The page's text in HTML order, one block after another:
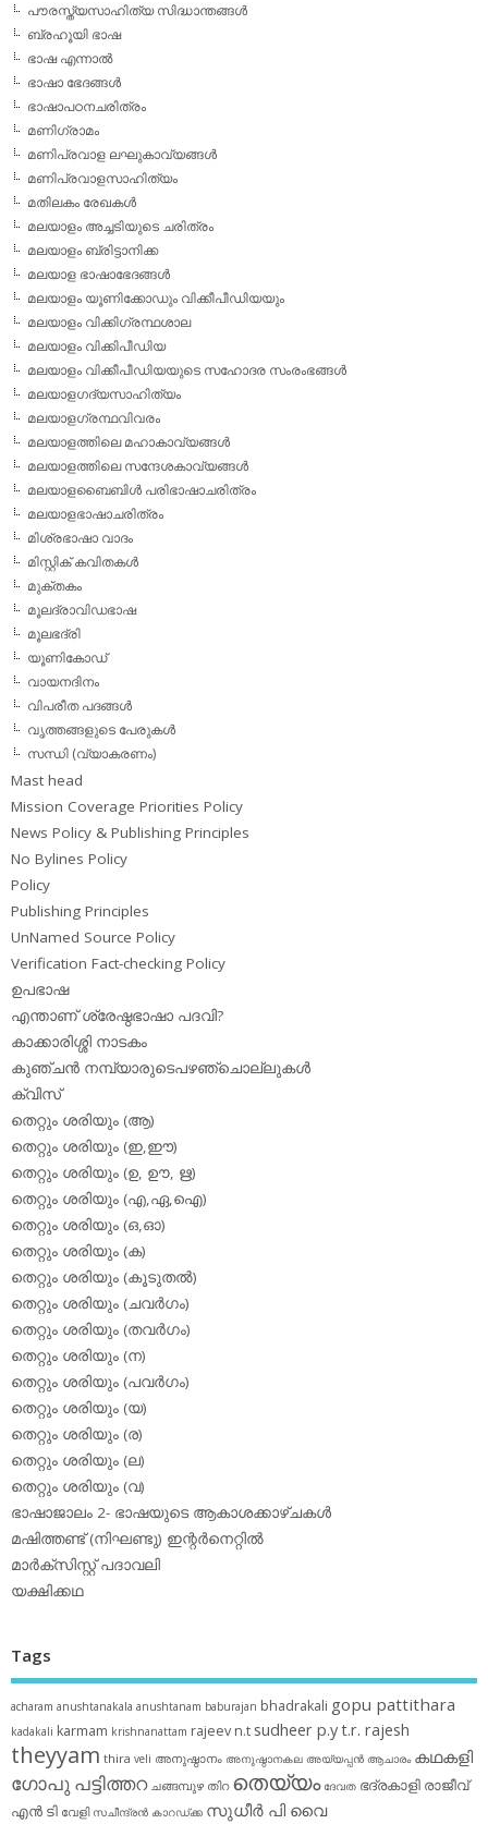
പൗരസ്ത്യസാഹിത്യ സിദ്ധാന്തങ്ങള്‍
ബ്രഹൂയി ഭാഷ
ഭാഷ എന്നാല്‍
ഭാഷാ ഭേദങ്ങള്‍
ഭാഷാപഠനചരിത്രം
മണിഗ്രാമം
മണിപ്രവാള ലഘുകാവ്യങ്ങള്‍
മണിപ്രവാളസാഹിത്യം
മതിലകം രേഖകള്‍
മലയാളം അച്ചടിയുടെ ചരിത്രം
മലയാളം ബ്രിട്ടാനിക്ക
മലയാള ഭാഷാഭേദങ്ങള്‍
മലയാളം യൂണിക്കോഡും വിക്കീപീഡിയയും
മലയാളം വിക്കിഗ്രന്ഥശാല
മലയാളം വിക്കിപീഡിയ
മലയാളം വിക്കീപീഡിയയുടെ സഹോദര സംരംഭങ്ങള്‍
മലയാളഗദ്യസാഹിത്യം
മലയാളഗ്രന്ഥവിവരം
മലയാളത്തിലെ മഹാകാവ്യങ്ങള്‍
മലയാളത്തിലെ സന്ദേശകാവ്യങ്ങള്‍
മലയാളബൈബിള്‍ പരിഭാഷാചരിത്രം
മലയാളഭാഷാചരിത്രം
മിശ്രഭാഷാ വാദം
മിസ്റ്റിക് കവിതകള്‍
മുക്തകം
മൂലദ്രാവിഡഭാഷ
മൂലഭദ്രി
യൂണികോഡ്
വായനദിനം
വിപരീത പദങ്ങള്‍
വൃത്തങ്ങളുടെ പേരുകള്‍
സന്ധി (വ്യാകരണം)
Mast head
Mission Coverage Priorities Policy
News Policy & Publishing Principles
No Bylines Policy
Policy
Publishing Principles
UnNamed Source Policy
Verification Fact-checking Policy
ഉപഭാഷ
എന്താണ് ശ്രേഷ്ഠഭാഷാ പദവി?
കാക്കാരിശ്ശി നാടകം
കുഞ്ചന്‍ നമ്പ്യാരുടെപഴഞ്ചൊല്ലുകള്‍
ക്വിസ്
തെറ്റും ശരിയും (ആ)
തെറ്റും ശരിയും (ഇ,ഈ)
തെറ്റും ശരിയും (ഉ, ഊ, ഋ)
തെറ്റും ശരിയും (എ,ഏ,ഐ)
തെറ്റും ശരിയും (ഒ,ഓ)
തെറ്റും ശരിയും (ക)
തെറ്റും ശരിയും (കൂടുതല്‍)
തെറ്റും ശരിയും (ചവര്‍ഗം)
തെറ്റും ശരിയും (തവര്‍ഗം)
തെറ്റും ശരിയും (ന)
തെറ്റും ശരിയും (പവര്‍ഗം)
തെറ്റും ശരിയും (യ)
തെറ്റും ശരിയും (ര)
തെറ്റും ശരിയും (ല)
തെറ്റും ശരിയും (വ)
ഭാഷാജാലം 2- ഭാഷയുടെ ആകാശക്കാഴ്ചകള്‍
മഷിത്തണ്ട് (നിഘണ്ടു) ഇന്റര്‍നെറ്റില്‍
മാര്‍ക്‌സിസ്റ്റ് പദാവലി
യക്ഷിക്കഥ
Tags
acharam anushtanakala anushtanam baburajan bhadrakali gopu pattithara
kadakali karmam krishnanattam rajeev n.t sudheer p.yt.r. rajesh
theyyam thira veli അനുഷ്ഠാനം അനുഷ്ഠാനകല അയ്യപ്പന്‍ ആചാരം കഥകളി
ഗോപു പട്ടിത്തറ ചങ്ങമ്പുഴ തിറ തെയ്യം ദേവത ഭദ്രകാളി രാജീവ്
എൻ ടി വേളി സചീന്ദ്രന്‍ കാറഡ്ക്ക സുധീര്‍ പി വൈ